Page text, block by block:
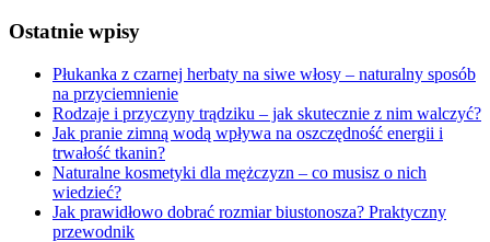
Ostatnie wpisy
Płukanka z czarnej herbaty na siwe włosy – naturalny sposób
na przyciemnienie
Rodzaje i przyczyny trądziku – jak skutecznie z nim walczyć?
Jak pranie zimną wodą wpływa na oszczędność energii i
trwałość tkanin?
Naturalne kosmetyki dla mężczyzn – co musisz o nich
wiedzieć?
Jak prawidłowo dobrać rozmiar biustonosza? Praktyczny
przewodnik